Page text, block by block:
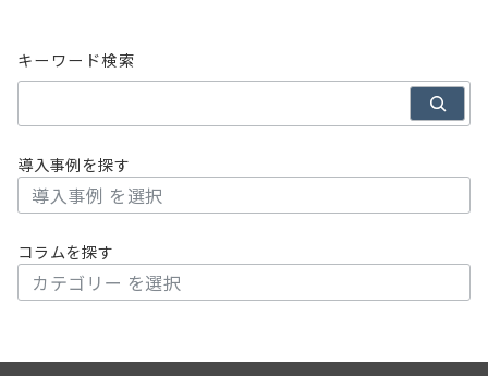
キーワード検索
導入事例を探す
コラムを探す